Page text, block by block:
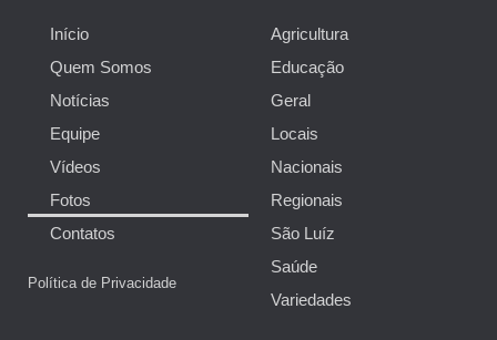
Início
Quem Somos
Notícias
Equipe
Vídeos
Fotos
Contatos
Política de Privacidade
Agricultura
Educação
Geral
Locais
Nacionais
Regionais
São Luíz
Saúde
Variedades